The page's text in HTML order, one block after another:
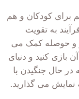
برای کودکان و هم
به تقویت
و حوصله کمک می
بازی کنید و دنیای
در حال جنگیدن با
می گذارید.